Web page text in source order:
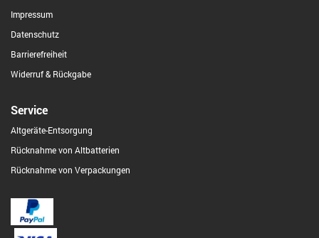
Impressum
Datenschutz
Barrierefreiheit
Widerruf & Rückgabe
Service
Altgeräte-Entsorgung
Rücknahme von Altbatterien
Rücknahme von Verpackungen